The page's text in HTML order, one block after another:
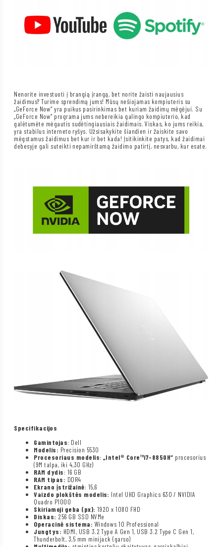
Nenorite investuoti į brangią įrangą, bet norite žaisti naujausius
žaidimus? Turime sprendimą jums! Mūsų nešiojamas kompiuteris su
„GeForce Now“ yra puikus pasirinkimas bet kuriam žaidimų mėgėjui. Su
„GeForce Now“ programa jums nebereikia galingo kompiuterio, kad
galėtumėte mėgautis sudėtingiausiais žaidimais. Viskas, ko jums reikia,
yra stabilus interneto ryšys. Užsisakykite šiandien ir žaiskite savo
mėgstamus žaidimus bet kur ir bet kada! Įsitikinkite patys, kad žaidimai
debesyje gali suteikti nepamirštamą žaidimo patirtį, nesvarbu, kur esate.
Specifikacijos
Gamintojas: Dell
Modelis: Precision 5530
Procesoriaus modelis:„Intel® Core™i7-8850H“ procesorius
(9M talpa, iki 4,30 GHz)
RAM dydis: 16 GB
RAM tipas: DDR4
Ekrano įstrižainė: 15,6
Vaizdo plokštės modelis: Intel UHD Graphics 630 / NVIDIA
Quadro P1000
Skiriamoji geba (px): 1920 x 1080 FHD
Diskas: 256 GB SSD NVMe
Operacinė sistema: Windows 10 Professional
Jungtys: HDMI, USB 3.2 Type A Gen 1, USB 3.2 Type C Gen 1,
Thunderbolt, 3,5 mm minijack (garso)